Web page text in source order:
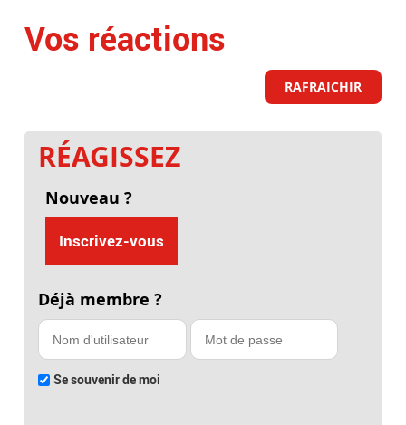
Vos réactions
RAFRAICHIR
RÉAGISSEZ
Nouveau ?
Inscrivez-vous
Déjà membre ?
Se souvenir de moi